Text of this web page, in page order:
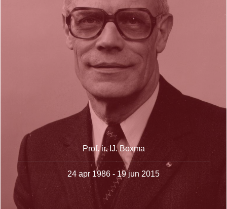
Prof. ir. IJ. Boxma
24 apr 1986 - 19 jun 2015